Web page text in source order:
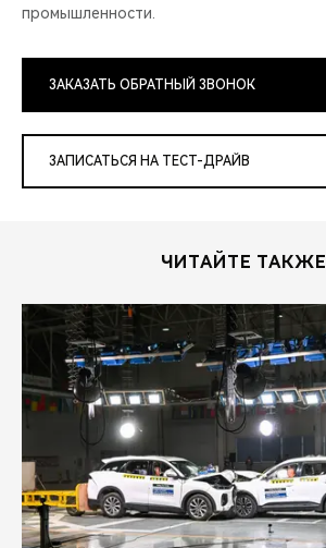
промышленности.
ЗАКАЗАТЬ ОБРАТНЫЙ ЗВОНОК
ЗАПИСАТЬСЯ НА ТЕСТ-ДРАЙВ
ЧИТАЙТЕ ТАКЖЕ